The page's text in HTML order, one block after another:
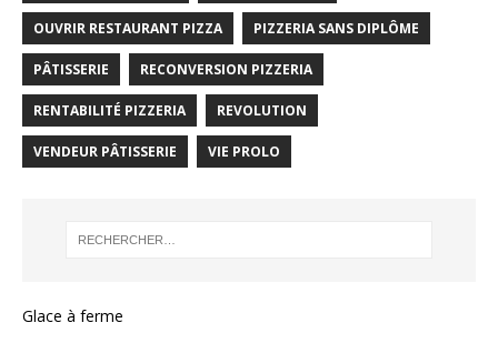
OUVRIR RESTAURANT PIZZA PIZZERIA SANS DIPLÔME
PÂTISSERIE RECONVERSION PIZZERIA
RENTABILITÉ PIZZERIA REVOLUTION
VENDEUR PÂTISSERIE VIE PROLO
Glace à ferme